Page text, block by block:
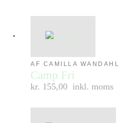
AF CAMILLA WANDAHL
Camp Fri
kr. 155,00 inkl. moms